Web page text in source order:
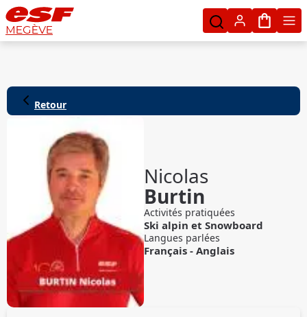
MEGÈVE Mon
Retour
Nicolas
Burtin
Activités pratiquées
Ski alpin et Snowboard
Langues parlées
Français - Anglais